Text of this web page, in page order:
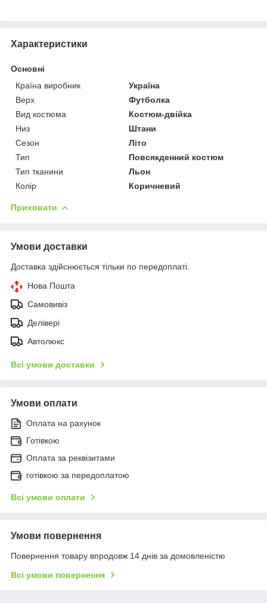
Характеристики
Основні
Країна виробник
Україна
Верх
Футболка
Вид костюма
Костюм-двійка
Низ
Штани
Сезон
Літо
Тип
Повсякденний костюм
Тип тканини
Льон
Колір
Коричневий
Приховати
Умови доставки
Доставка здійснюється тільки по передоплаті.
Нова Пошта
Самовивіз
Делівері
Автолюкс
Всі умови доставки
Умови оплати
Оплата на рахунок
Готівкою
Оплата за реквізитами
готівкою за передоплатою
Всі умови оплати
Умови повернення
Повернення товару впродовж 14 днів за домовленістю
Всі умови повернення